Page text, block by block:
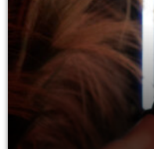
ARCHIVES
Aucune archive à afficher.